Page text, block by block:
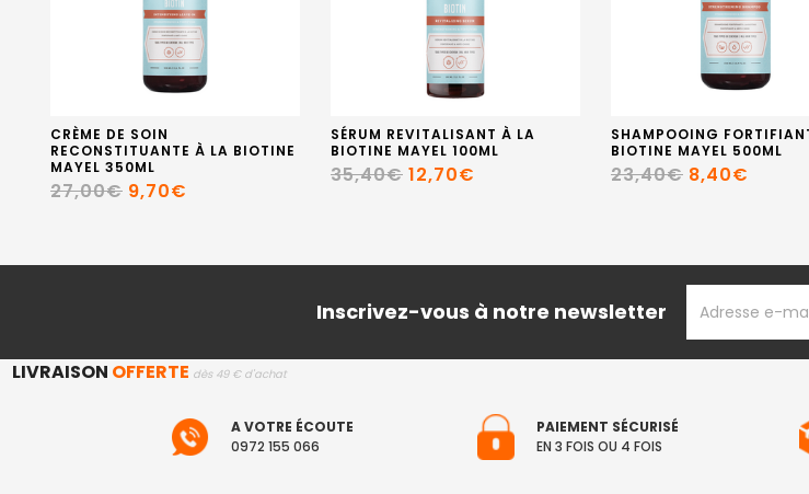
CRÈME DE SOIN
RECONSTITUANTE À LA BIOTINE
MAYEL 350ML
27,00€ 9,70€
SÉRUM REVITALISANT À LA
BIOTINE MAYEL 100ML
35,40€ 12,70€
SHAMPOOING
BIOTINE MAYEL 500ML
23,40€ 8,40€
Inscrivez-vous à notre newsletter
EMAIL
LIVRAISON OFFERTE dès 49 € d'achat
A VOTRE ÉCOUTE
0972 155 066
PAIEMENT SÉCURISÉ
EN 3 FOIS OU 4 FOIS